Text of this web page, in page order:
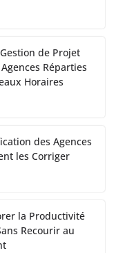
de Projet
Réparties
Horaires
des Agences
les Corriger
la Productivité
Recourir au